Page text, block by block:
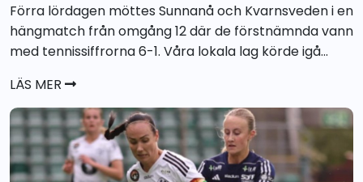
Förra lördagen möttes Sunnanå och Kvarnsveden i en
hängmatch från omgång 12 där de förstnämnda vann
med tennissiffrorna 6-1. Våra lokala lag körde igå...
LÄS MER